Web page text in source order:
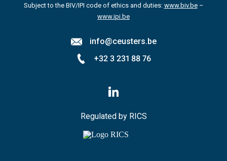
Subject to the BIV/IPI code of ethics and duties: www.biv.be–
www.ipi.be
info@ceusters.be
+32 3 231 88 76
Volg
ons
LinkedIn
Regulated by RICS